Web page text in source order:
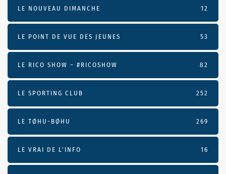
LE NOUVEAU DIMANCHE 12
LE POINT DE VUE DES JEUNES 53
LE RICO SHOW – #RICOSHOW 82
LE SPORTING CLUB 252
LE TØHU-BØHU 269
LE VRAI DE L’INFO 16